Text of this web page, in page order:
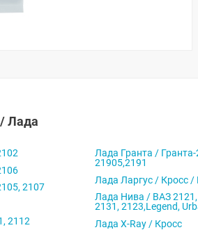
Лада
2107
2112
Лада Гранта /
21905,2191
Лада Ларгус / Кросс /
Лада Нива / ВАЗ 2121,
2131, 2123,Legend,
Лада X-Ray / Кросс